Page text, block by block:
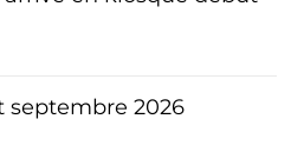
septembre 2026